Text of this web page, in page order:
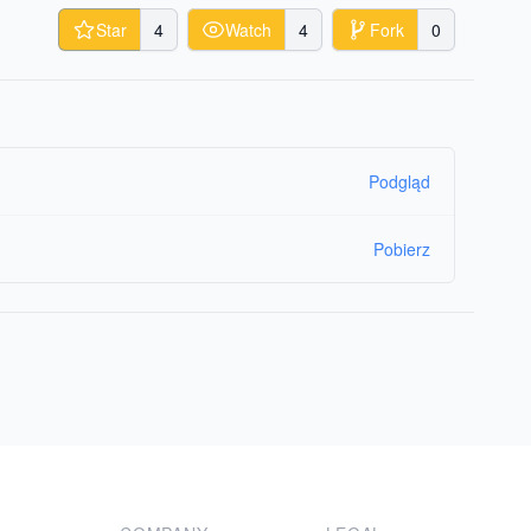
Star 4 Watch 4 Fork 0
Podgląd
Pobierz